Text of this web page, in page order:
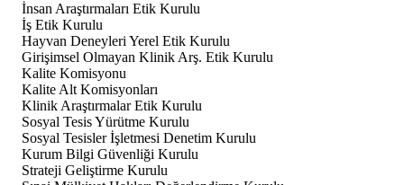
İnsan Araştırmaları Etik Kurulu
İş Etik Kurulu
Hayvan Deneyleri Yerel Etik Kurulu
Girişimsel Olmayan Klinik Arş. Etik Kurulu
Kalite Komisyonu
Kalite Alt Komisyonları
Klinik Araştırmalar Etik Kurulu
Sosyal Tesis Yürütme Kurulu
Sosyal Tesisler İşletmesi Denetim Kurulu
Kurum Bilgi Güvenliği Kurulu
Strateji Geliştirme Kurulu